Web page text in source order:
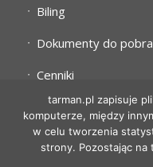
Biling
Dokumenty do
Cenniki
tarman.pl zapisuje
komputerze, między
w celu tworzenia
strony. Pozostając